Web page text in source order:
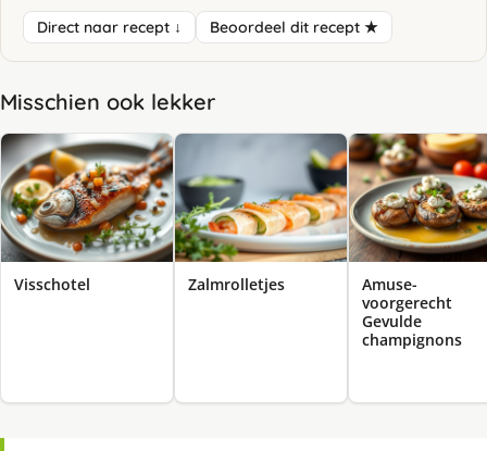
Direct naar recept ↓ Beoordeel dit recept ★
Misschien ook lekker
Visschotel Zalmrolletjes
Amuse-
voorgerecht
Gevulde
champignons